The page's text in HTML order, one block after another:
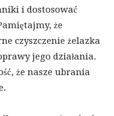
i dostosować
że
czyszczenie żelazka
jego działania.
że nasze ubrania